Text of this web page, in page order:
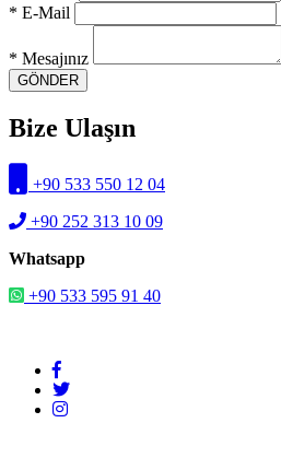
* E-Mail
* Mesajınız
GÖNDER
Bize Ulaşın
+90 533 550 12 04
+90 252 313 10 09
Whatsapp
+90 533 595 91 40